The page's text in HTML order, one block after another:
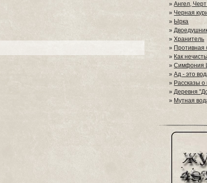
»Ангел,
» Черная
» Ырка
»
»Хранитель
» Противная
» Как
»Симфония
»Ад - это
» Рассказы
»Деревня
» Мутная